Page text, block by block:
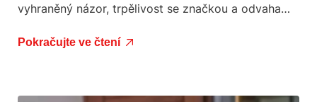
vyhraněný názor, trpělivost se značkou a odvaha…
Pokračujte ve čtení